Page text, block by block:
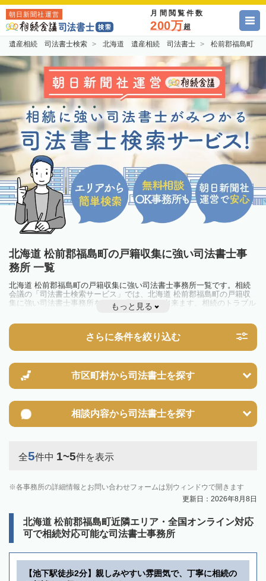
朝日新聞社運営 月間閲覧件数
200万超
遺産相続 司法書士検索 北海道 遺産相続 司法書士 松前郡福島町
北海道 松前郡福島町の戸籍収集に強い司法書士事
務所 一覧
北海道 松前郡福島町の戸籍収集に強い司法書士事務所一覧です。相続
会議の「司法書士検索サービス」では、北海道 松前郡福島町の戸籍収
集に強い司法書士事務所を一覧で見ることが出来ます。相続のトラブル
やお悩みを抱えている方は一度近隣の司法書士に相談してみましょう。
もっと見る
さらに条件を絞り込む
市区町村から司法書士を探す
相談内容から司法書士を探す
全5件中 1~5件を表示
各事務所の詳細情報とお問い合わせフォームは別ウィンドウで開きます
更新日：2026年8月8日
北海道 松前郡福島町近隣エリア・全国オンライン対応
可で相続対応可能な司法書士事務所
【池下駅徒歩2分】親しみやすい雰囲気で、丁寧に相続の